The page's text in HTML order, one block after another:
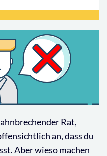
Rat,
an, dass du
Aber wieso machen